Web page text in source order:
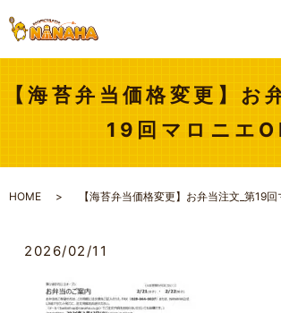
【海苔弁当価格変更】お
19回マロニエ
HOME 【海苔弁当価格変更】お弁当注文_第19
2026/02/11